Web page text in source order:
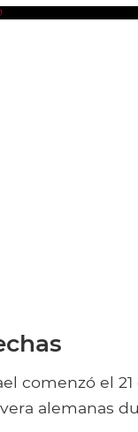
comenzó el
alemanas